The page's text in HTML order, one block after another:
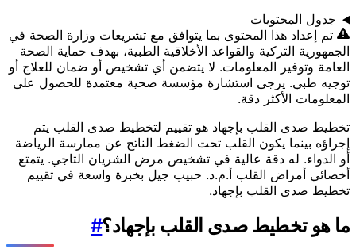
جدول المحتويات
تم إعداد هذا المحتوى بما يتوافق مع تشريعات وزارة الصحة في
الجمهورية التركية والقواعد الأخلاقية الطبية، بهدف حماية الصحة
العامة وتوفير المعلومات. لا يتضمن أي تشخيص أو ضمان للعلاج أو
توجيه طبي. يرجى استشارة مؤسسة صحية معتمدة للحصول على
المعلومات الأكثر دقة.
تخطيط صدى القلب بإجهاد هو تقييم لتخطيط صدى القلب يتم
إجراؤه بينما يكون القلب تحت الضغط الناتج عن ممارسة الرياضة
أو الدواء. له دقة عالية في تشخيص مرض الشريان التاجي. يتمتع
أخصائي أمراض القلب أ.م.د. حبيب جيل بخبرة واسعة في تقييم
تخطيط صدى القلب بإجهاد.
ما هو تخطيط صدى القلب بإجهاد؟#